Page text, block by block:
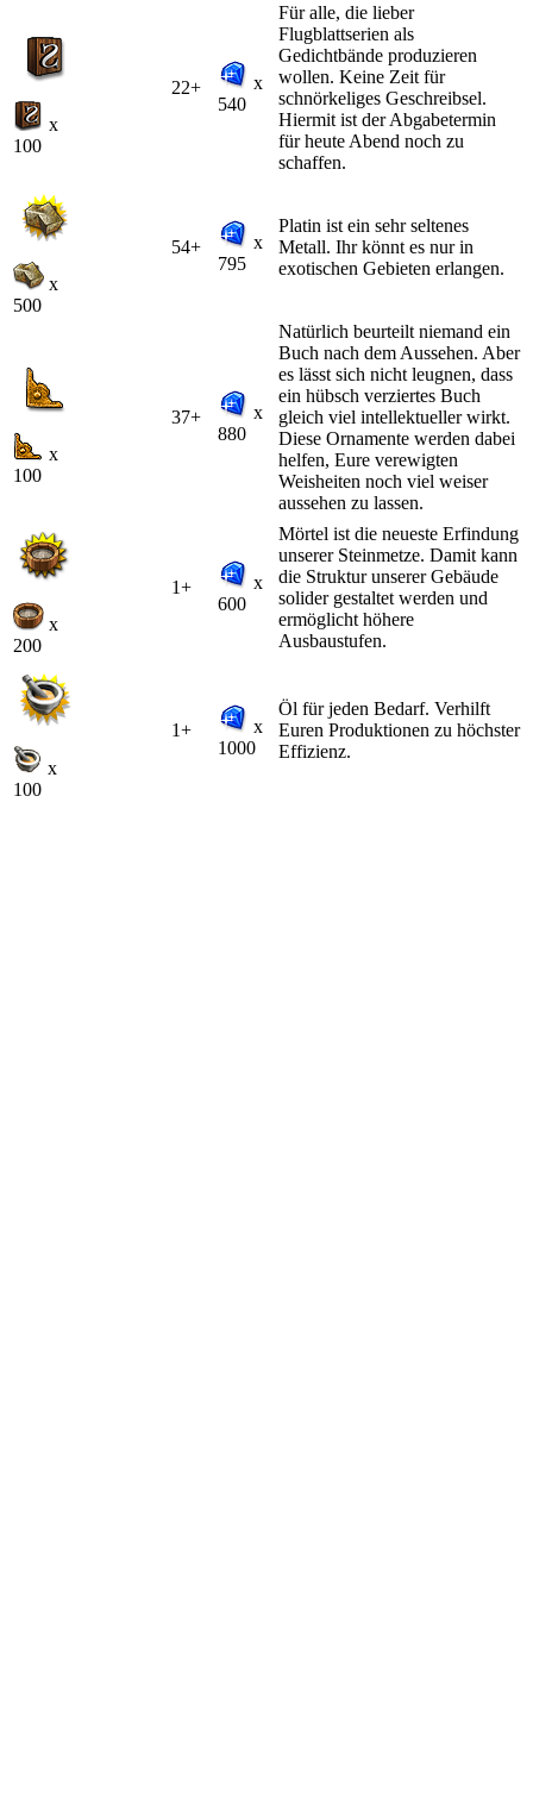
x
100
22+
x
540
Für alle, die lieber
Flugblattserien als
Gedichtbände produzieren
wollen. Keine Zeit für
schnörkeliges Geschreibsel.
Hiermit ist der Abgabetermin
für heute Abend noch zu
schaffen.
x
500
54+
x
795
Platin ist ein sehr seltenes
Metall. Ihr könnt es nur in
exotischen Gebieten erlangen.
x
100
37+
x
880
Natürlich beurteilt niemand ein
Buch nach dem Aussehen. Aber
es lässt sich nicht leugnen, dass
ein hübsch verziertes Buch
gleich viel intellektueller wirkt.
Diese Ornamente werden dabei
helfen, Eure verewigten
Weisheiten noch viel weiser
aussehen zu lassen.
x
200
1+
x
600
Mörtel ist die neueste Erfindung
unserer Steinmetze. Damit kann
die Struktur unserer Gebäude
solider gestaltet werden und
ermöglicht höhere
Ausbaustufen.
x
100
1+
x
1000
Öl für jeden Bedarf. Verhilft
Euren Produktionen zu höchster
Effizienz.